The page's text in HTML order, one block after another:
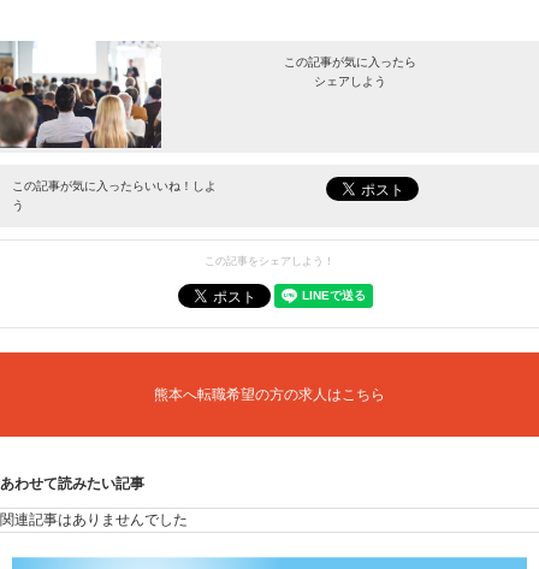
この記事が気に入ったら
シェアしよう
最新情報をお届けします。
この記事が気に入ったらいいね！しよ
う
この記事をシェアしよう！
熊本へ転職希望の方の求人はこちら
あわせて読みたい記事
関連記事はありませんでした